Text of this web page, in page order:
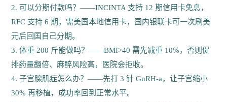
2. 可以分期付款吗？——INCINTA 支持 12 期信用卡免息，
RFC 支持 6 期，需美国本地信用卡，国内银联卡可一次刷美
元后回国自己分期。
3. 体重 200 斤能做吗？——BMI>40 需先减重 10%，否则促
排药量翻倍、麻醉风险高，医院会拒收。
4. 子宫腺肌症怎么办？——先打 3 针 GnRH-a，让子宫缩小
30% 再移植，成功率回到正常水平。